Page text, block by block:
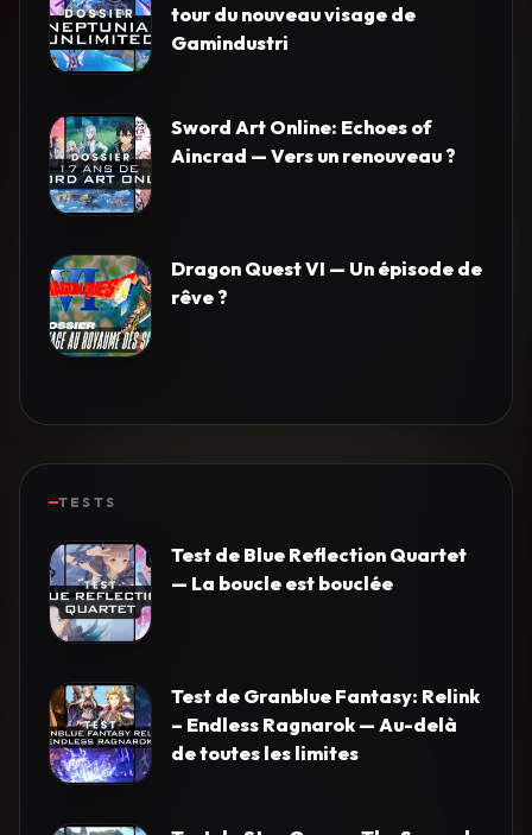
tour du nouveau visage de
Gamindustri
Sword Art Online: Echoes of
Aincrad — Vers un renouveau ?
Dragon Quest VI — Un épisode de
rêve ?
TESTS
Test de Blue Reflection Quartet
— La boucle est bouclée
Test de Granblue Fantasy: Relink
– Endless Ragnarok — Au-delà
de toutes les limites